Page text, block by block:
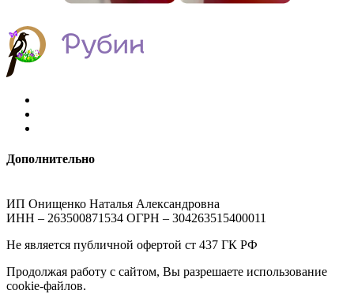
Дополнительно
ИП Онищенко Наталья Александровна
ИНН – 263500871534 ОГРН – 304263515400011
Не является публичной офертой ст 437 ГК РФ
Продолжая работу с сайтом, Вы разрешаете использование
cookie-файлов.